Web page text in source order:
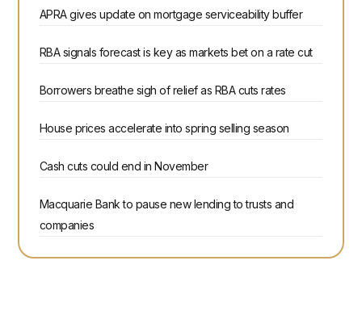
APRA gives update on mortgage serviceability buffer
RBA signals forecast is key as markets bet on a rate cut
Borrowers breathe sigh of relief as RBA cuts rates
House prices accelerate into spring selling season
Cash cuts could end in November
Macquarie Bank to pause new lending to trusts and
companies